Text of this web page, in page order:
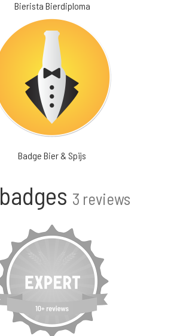
Bierista Bierdiploma
Badge Bier & Spijs
3 reviews